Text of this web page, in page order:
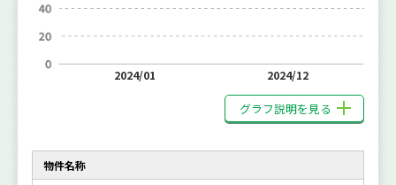
2024/01 2024/12
グラフ説明を見る
物件名称